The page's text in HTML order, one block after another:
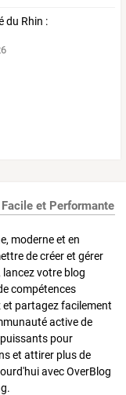
du Rhin :
et Performante
moderne et en
de créer et gérer
votre blog
compétences
et partagez facilement
active de
pour
et attirer plus de
avec OverBlog